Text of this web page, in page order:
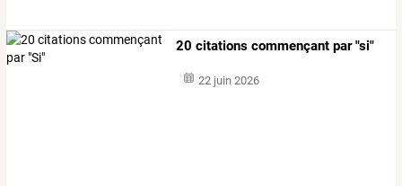
20 citations commençant par "si"
22 juin 2026